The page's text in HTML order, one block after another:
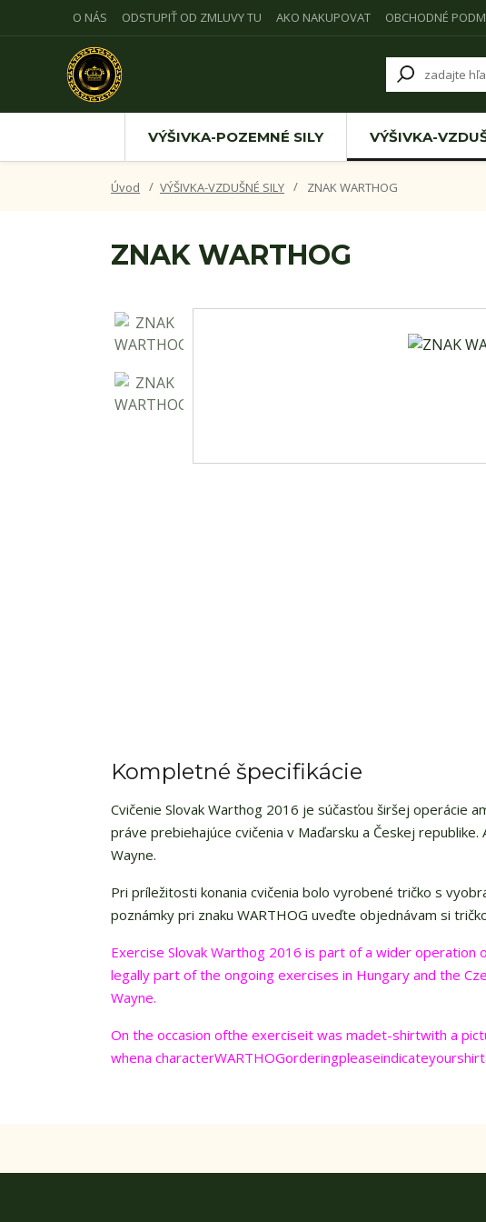
O NÁS ODSTUPIŤ OD ZMLUVY TU AKO NAKUPOVAT OBCHODNÉ
VÝŠIVKA-POZEMNÉ SILY VÝŠIVKA-
Úvod VÝŠIVKA-VZDUŠNÉ SILY ZNAK WARTHOG
ZNAK WARTHOG
Kompletné špecifikácie
Cvičenie Slovak Warthog 2016 je súčasťou širšej operácie
práve prebiehajúce cvičenia v Maďarsku a Českej republike.
Wayne.
Pri príležitosti konania cvičenia bolo vyrobené tričko s
poznámky pri znaku WARTHOG uveďte objednávam si
Exercise Slovak Warthog 2016 is part of a wider operation
legally part of the ongoing exercises in Hungary and the
Wayne.
On the occasion ofthe exerciseit was madet-shirtwith a
whena characterWARTHOGorderingpleaseindicateyourshirt